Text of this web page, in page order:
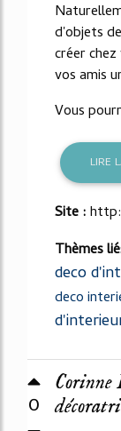
d'objets
créer
vos amis
Vous
LIRE
Site :
Thèmes
deco
deco
0
Corinne